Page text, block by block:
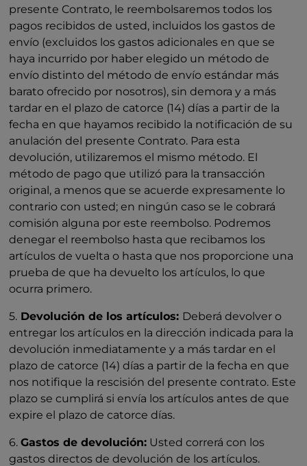
presente Contrato, le reembolsaremos todos los
pagos recibidos de usted, incluidos los gastos de
envío (excluidos los gastos adicionales en que se
haya incurrido por haber elegido un método de
envío distinto del método de envío estándar más
barato ofrecido por nosotros), sin demora y a más
tardar en el plazo de catorce (14) días a partir de la
fecha en que hayamos recibido la notificación de su
anulación del presente Contrato. Para esta
devolución, utilizaremos el mismo método. El
método de pago que utilizó para la transacción
original, a menos que se acuerde expresamente lo
contrario con usted; en ningún caso se le cobrará
comisión alguna por este reembolso. Podremos
denegar el reembolso hasta que recibamos los
artículos de vuelta o hasta que nos proporcione una
prueba de que ha devuelto los artículos, lo que
ocurra primero.
5. Devolución de los artículos: Deberá devolver o
entregar los artículos en la dirección indicada para la
devolución inmediatamente y a más tardar en el
plazo de catorce (14) días a partir de la fecha en que
nos notifique la rescisión del presente contrato. Este
plazo se cumplirá si envía los artículos antes de que
expire el plazo de catorce días.
6.Gastos de devolución: Usted correrá con los
gastos directos de devolución de los artículos.